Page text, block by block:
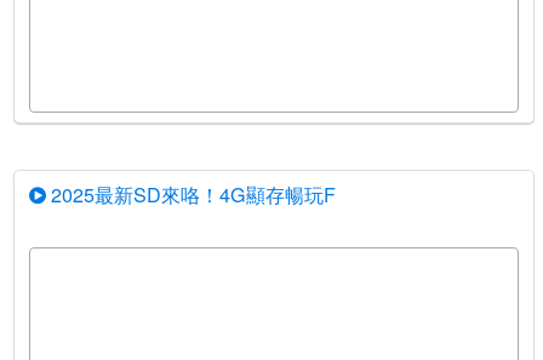
2025最新SD來咯！4G顯存暢玩F